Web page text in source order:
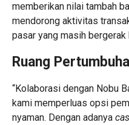
memberikan nilai tambah
mendorong aktivitas
pasar yang masih bergerak
Ruang
“Kolaborasi dengan Nobu
kami memperluas opsi
nyaman. Dengan adanya